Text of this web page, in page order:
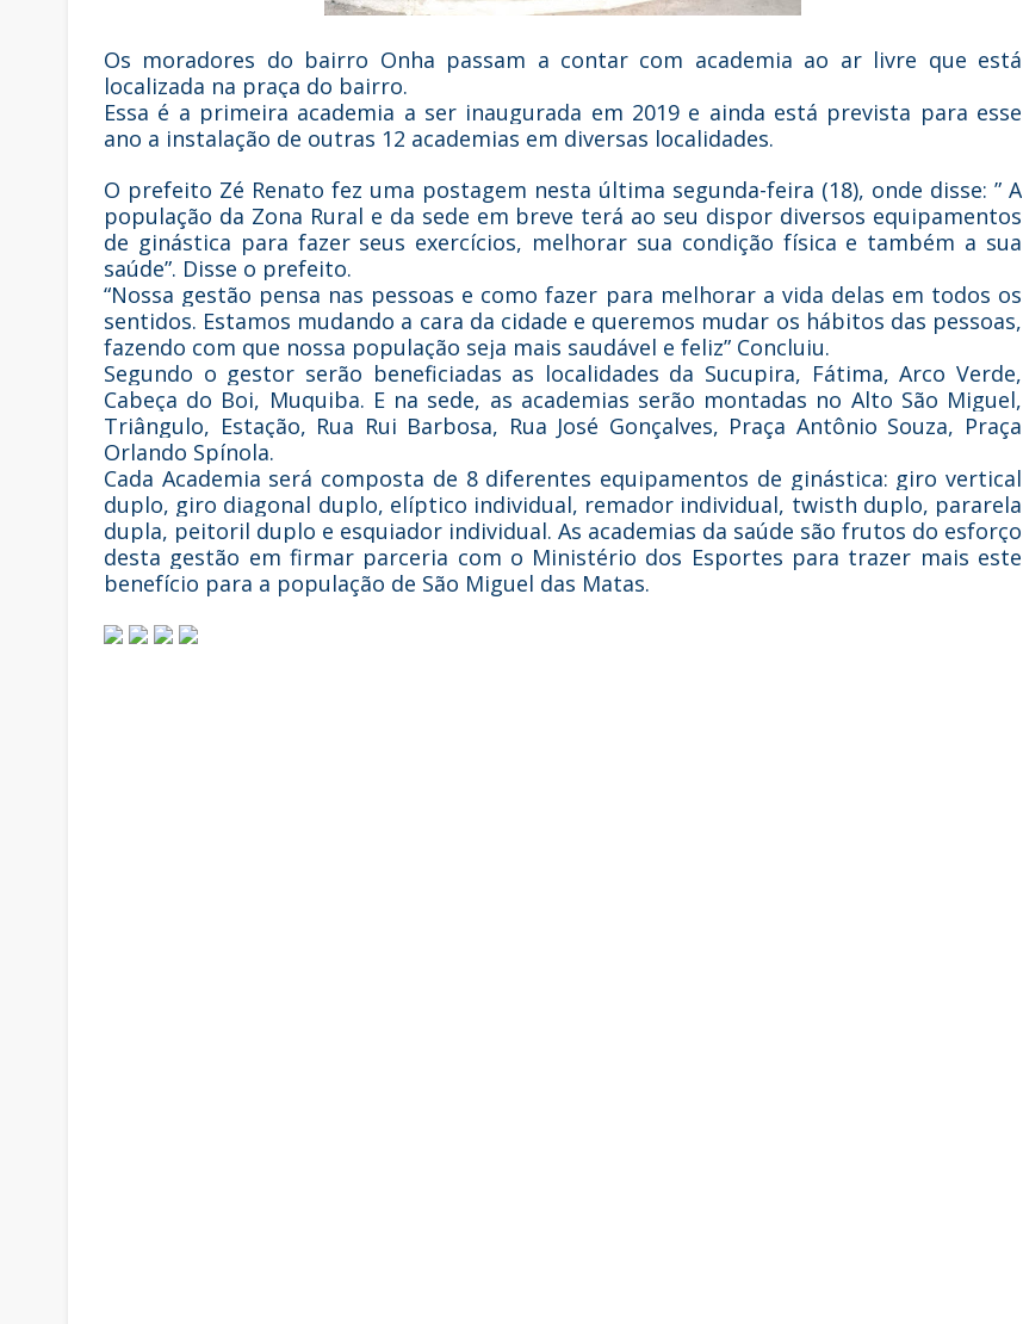
Os moradores do bairro Onha passam a contar com academia ao ar livre que está
localizada na praça do bairro.
Essa é a primeira academia a ser inaugurada em 2019 e ainda está prevista para esse
ano a instalação de outras 12 academias em diversas localidades.
O prefeito Zé Renato fez uma postagem nesta última segunda-feira (18), onde disse: ” A
população da Zona Rural e da sede em breve terá ao seu dispor diversos equipamentos
de ginástica para fazer seus exercícios, melhorar sua condição física e também a sua
saúde”. Disse o prefeito.
“Nossa gestão pensa nas pessoas e como fazer para melhorar a vida delas em todos os
sentidos. Estamos mudando a cara da cidade e queremos mudar os hábitos das pessoas,
fazendo com que nossa população seja mais saudável e feliz” Concluiu.
Segundo o gestor serão beneficiadas as localidades da Sucupira, Fátima, Arco Verde,
Cabeça do Boi, Muquiba. E na sede, as academias serão montadas no Alto São Miguel,
Triângulo, Estação, Rua Rui Barbosa, Rua José Gonçalves, Praça Antônio Souza, Praça
Orlando Spínola.
Cada Academia será composta de 8 diferentes equipamentos de ginástica: giro vertical
duplo, giro diagonal duplo, elíptico individual, remador individual, twisth duplo, pararela
dupla, peitoril duplo e esquiador individual. As academias da saúde são frutos do esforço
desta gestão em firmar parceria com o Ministério dos Esportes para trazer mais este
benefício para a população de São Miguel das Matas.